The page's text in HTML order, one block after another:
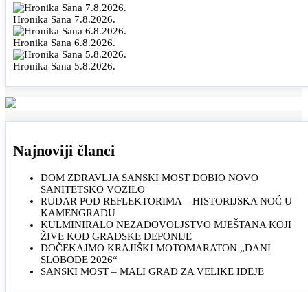
Hronika Sana 7.8.2026.
Hronika Sana 6.8.2026.
Hronika Sana 5.8.2026.
Najnoviji članci
DOM ZDRAVLJA SANSKI MOST DOBIO NOVO
SANITETSKO VOZILO
RUDAR POD REFLEKTORIMA – HISTORIJSKA NOĆ U
KAMENGRADU
KULMINIRALO NEZADOVOLJSTVO MJEŠTANA KOJI
ŽIVE KOD GRADSKE DEPONIJE
DOČEKAJMO KRAJIŠKI MOTOMARATON „DANI
SLOBODE 2026“
SANSKI MOST – MALI GRAD ZA VELIKE IDEJE